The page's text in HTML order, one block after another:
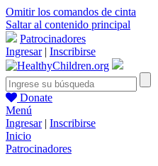
Omitir los comandos de cinta
Saltar al contenido principal
Patrocinadores
Ingresar| Inscribirse
Donate
Menú
Ingresar| Inscribirse
Inicio
Patrocinadores